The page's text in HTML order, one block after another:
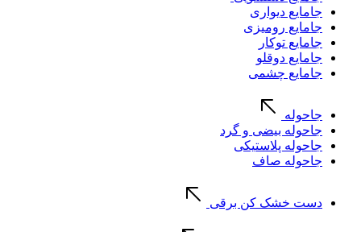
جامایع دیواری
جامایع رومیزی
جامایع توکار
جامایع دوقلو
جامایع چشمی
جاحوله
جاحوله بیضی و گرد
جاحوله پلاستیکی
جاحوله صاف
دست خشک کن برقی